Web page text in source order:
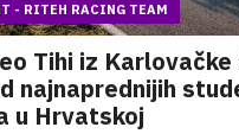
- RITEH RACING TEAM
Tihi iz Karlovačke
najnaprednijih
u Hrvatskoj